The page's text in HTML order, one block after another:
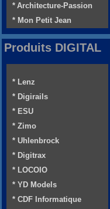
* Architecture-Passion
* Mon Petit Jean
Produits DIGITAL
* Lenz
* Digirails
* ESU
* Zimo
* Uhlenbrock
* Digitrax
* LOCOIO
* YD Models
* CDF Informatique